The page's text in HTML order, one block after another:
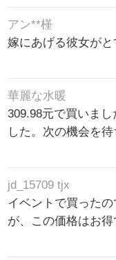
アン**槿
嫁にあげる彼女がと
華麗な水暖
309.98元で買いま
した。次の機会を待
jd_15709 tjx
イベントで買った
が、この価格はお得